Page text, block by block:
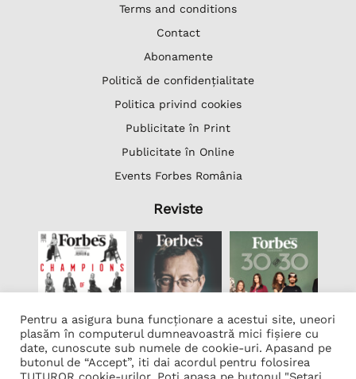
Terms and conditions
Contact
Abonamente
Politică de confidențialitate
Politica privind cookies
Publicitate în Print
Publicitate în Online
Events Forbes România
Reviste
Lista Firme
Pentru a asigura buna funcționare a acestui site, uneori
plasăm în computerul dumneavoastră mici fișiere cu
date, cunoscute sub numele de cookie-uri. Apasand pe
butonul de “Accept”, iti dai acordul pentru folosirea